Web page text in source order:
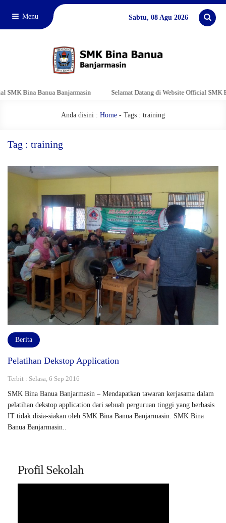
Menu Sabtu, 08 Agu 2026
Bina Banua Banjarmasin Selamat Datang di Website Official SMK
Anda disini : Home - Tags : training
Tag : training
Berita
Pelatihan Dekstop Application
Terbit : Selasa, 6 Sep 2016
SMK Bina Banua Banjarmasin – Mendapatkan tawaran kerjasama dalam
pelatihan dekstop application dari sebuah perguruan tinggi yang berbasis
IT tidak disia-siakan oleh SMK Bina Banua Banjarmasin. SMK Bina
Banua Banjarmasin..
Profil Sekolah